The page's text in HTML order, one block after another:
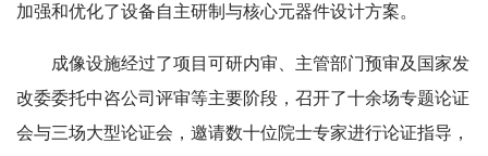
加强和优化了设备自主研制与核心元器件设计方案。
成像设施经过了项目可研内审、主管部门预审及国家发
改委委托中咨公司评审等主要阶段，召开了十余场专题论证
会与三场大型论证会，邀请数十位院士专家进行论证指导，